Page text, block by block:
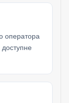
оператора